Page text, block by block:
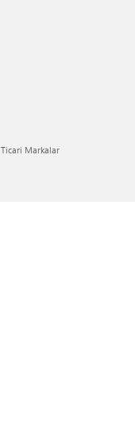
Ticari Markalar